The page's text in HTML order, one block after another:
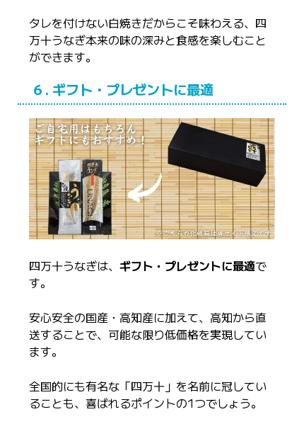
タレを付けない白焼きだからこそ味わえる、四
万十うなぎ本来の味の深みと食感を楽しむこと
ができます。
６. ギフト・プレゼントに最適
四万十うなぎは、 ギフト・プレゼントに最適で
す。
安心安全の国産・高知産に加えて、高知から直
送することで、可能な限り低価格を実現してい
ます。
全国的にも有名な「四万十」を名前に冠してい
ることも、喜ばれるポイントの1つでしょう。